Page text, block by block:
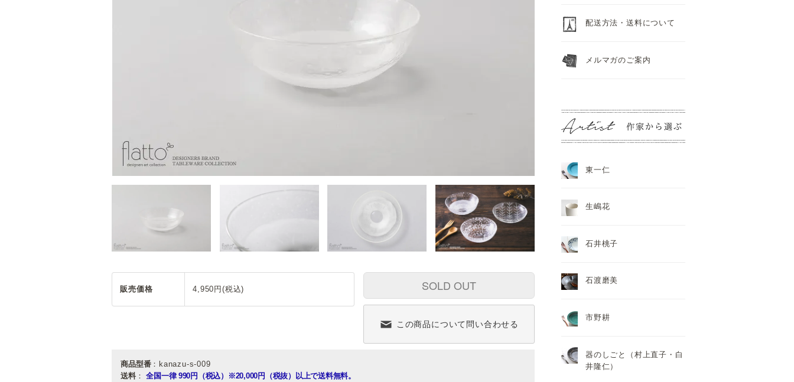
販売価格 4,950円(税込) SOLD OUT
この商品について問い合わせる
商品型番：kanazu-s-009
送料： 全国一律 990円（税込） ※20,000円（税抜）以上で送料無料。
配送方法・送料について
メルマガのご案内
東一仁
生嶋花
石井桃子
石渡磨美
市野耕
器のしごと（村上直子・白
井隆仁）